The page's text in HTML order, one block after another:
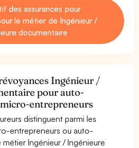
des assurances pour
le métier de Ingénieur /
documentaire
Ingénieur /
pour auto-
entrepreneurs
distinguent parmi les
entrepreneurs ou auto-
Ingénieur / Ingénieure